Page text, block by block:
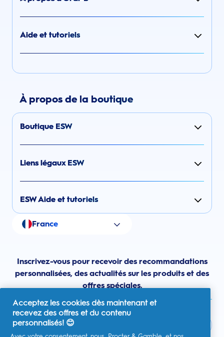
Aide et tutoriels
À propos de la boutique
Boutique ESW
Liens légaux ESW
ESW Aide et tutoriels
France
Inscrivez-vous pour recevoir des recommandations
personnalisées, des actualités sur les produits et des
offres spéciales.
Acceptez les cookies dès maintenant et
recevez des offres et du contenu
personnalisés! 😊